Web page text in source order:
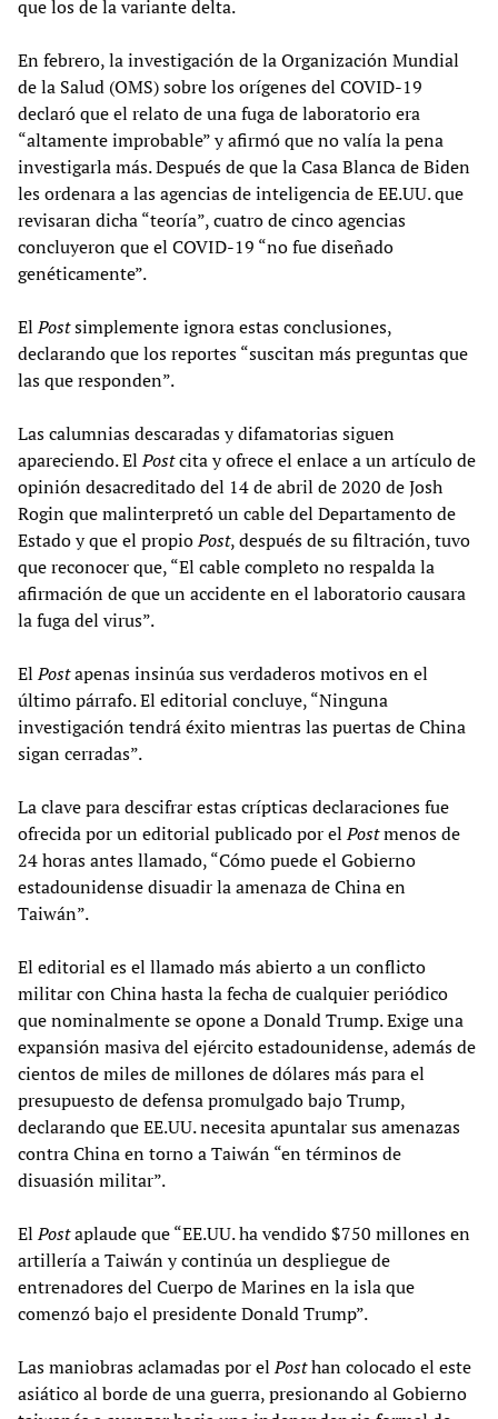
que los de la variante delta.
En febrero, la investigación de la Organización Mundial
de la Salud (OMS) sobre los orígenes del COVID-19
declaró que el relato de una fuga de laboratorio era
“altamente improbable” y afirmó que no valía la pena
investigarla más. Después de que la Casa Blanca de Biden
les ordenara a las agencias de inteligencia de EE.UU. que
revisaran dicha “teoría”, cuatro de cinco agencias
concluyeron que el COVID-19 “no fue diseñado
genéticamente”.
ElPostsimplemente ignora estas conclusiones,
declarando que los reportes “suscitan más preguntas que
las que responden”.
Las calumnias descaradas y difamatorias siguen
apareciendo. ElPostcita y ofrece el enlace a un artículo de
opinión desacreditado del 14 de abril de 2020 de Josh
Rogin que malinterpretó un cable del Departamento de
Estado y que el propioPost, después de su filtración, tuvo
que reconocer que, “El cable completo no respalda la
afirmación de que un accidente en el laboratorio causara
la fuga del virus”.
ElPostapenas insinúa sus verdaderos motivos en el
último párrafo. El editorial concluye, “Ninguna
investigación tendrá éxito mientras las puertas de China
sigan cerradas”.
La clave para descifrar estas crípticas declaraciones fue
ofrecida por un editorial publicado por elPostmenos de
24 horas antes llamado, “Cómo puede el Gobierno
estadounidense disuadir la amenaza de China en
Taiwán”.
El editorial es el llamado más abierto a un conflicto
militar con China hasta la fecha de cualquier periódico
que nominalmente se opone a Donald Trump. Exige una
expansión masiva del ejército estadounidense, además de
cientos de miles de millones de dólares más para el
presupuesto de defensa promulgado bajo Trump,
declarando que EE.UU. necesita apuntalar sus amenazas
contra China en torno a Taiwán “en términos de
disuasión militar”.
ElPostaplaude que “EE.UU. ha vendido $750 millones en
artillería a Taiwán y continúa un despliegue de
entrenadores del Cuerpo de Marines en la isla que
comenzó bajo el presidente Donald Trump”.
Las maniobras aclamadas por elPosthan colocado el este
asiático al borde de una guerra, presionando al Gobierno